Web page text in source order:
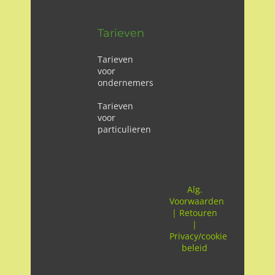
Tarieven
Tarieven
voor
ondernemers
Tarieven
voor
particulieren
Alg.
Voorwaarden
| Retouren
|
Privacy/cookie
beleid